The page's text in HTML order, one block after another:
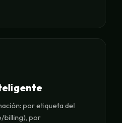
por etiqueta del
billing), por